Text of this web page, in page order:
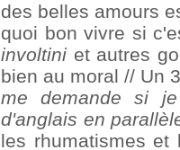
des belles amours
quoi bon vivre si
involtini et autres
bien au moral // Un
me demande si
d'anglais en
les rhumatismes